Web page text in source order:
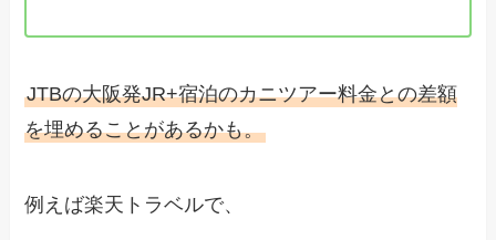
JTBの大阪発JR+宿泊のカニツアー料金との差額
を埋めることがあるかも。
例えば楽天トラベルで、